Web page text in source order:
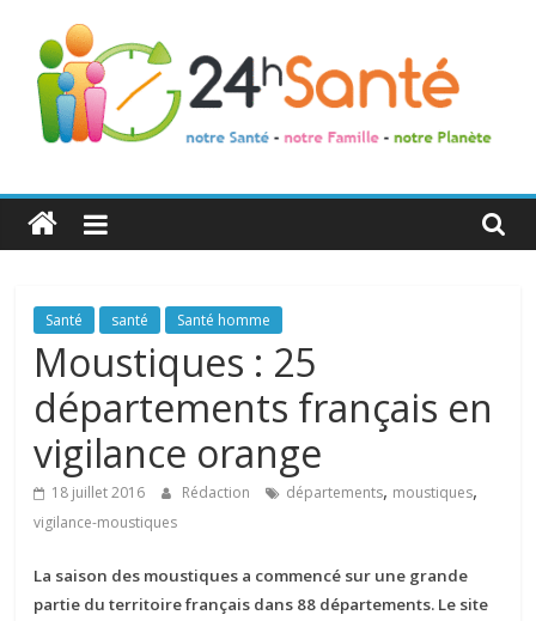
24h
Santé
La
santé
toute
famille
Santé santé Santé homme
Moustiques : 25
départements français en
vigilance orange
18 juillet 2016 Rédaction départements, moustiques,
vigilance-moustiques
La saison des moustiques a commencé sur une grande
partie du territoire français dans 88 départements. Le site